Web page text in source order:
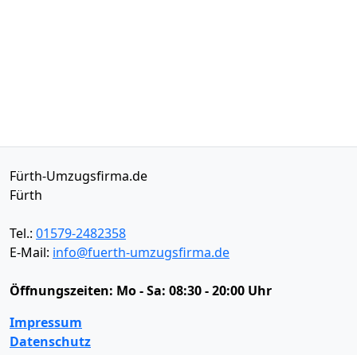
Fürth-Umzugsfirma.de
Fürth
Tel.: 01579-2482358
E-Mail: info@fuerth-umzugsfirma.de
Öffnungszeiten: Mo - Sa: 08:30 - 20:00 Uhr
Impressum
Datenschutz